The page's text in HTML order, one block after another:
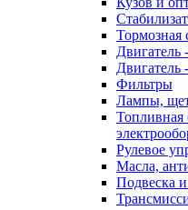
Тормозная
Двигатель
Двигатель
Фильтры
Лампы,
Топливная
Рулевое
Масла,
Подвеска